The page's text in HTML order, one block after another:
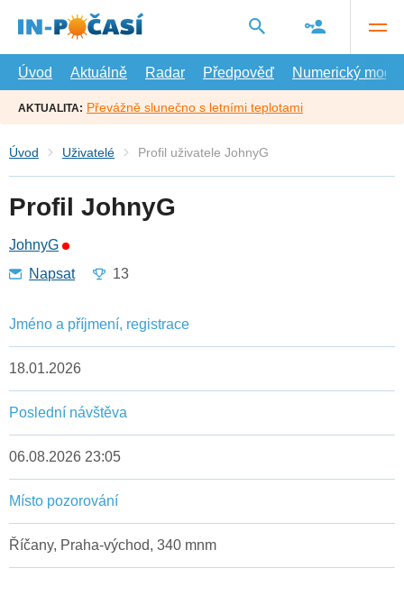
hlavní
Úvod
Aktuálně Radar Předpověď Numerický model
AKTUALITA: Převážně slunečno s letními teplotami
Úvod Uživatelé Profil uživatele JohnyG
Profil JohnyG
JohnyG
Napsat
13
Jméno a příjmení, registrace
18.01.2026
Poslední návštěva
06.08.2026 23:05
Místo pozorování
Říčany, Praha-východ, 340 mnm